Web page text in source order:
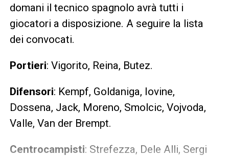
domani il tecnico spagnolo avrà tutti i
giocatori a disposizione. A seguire la lista
dei convocati.
Portieri: Vigorito, Reina, Butez.
Difensori: Kempf, Goldaniga, Iovine,
Dossena, Jack, Moreno, Smolcic, Vojvoda,
Valle, Van der Brempt.
Centrocampisti: Strefezza, Dele Alli, Sergi